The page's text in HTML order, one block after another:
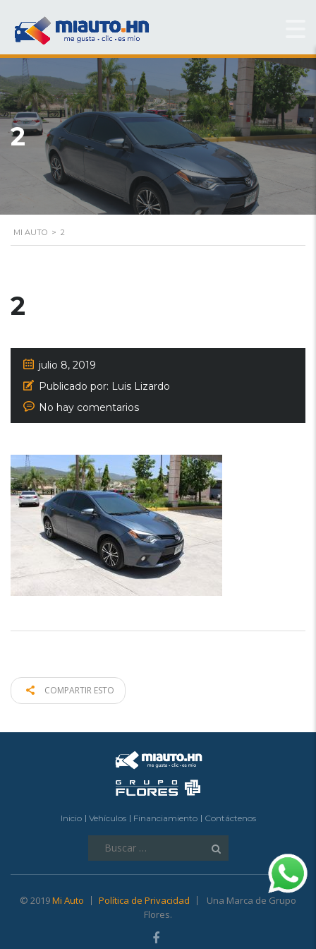
2
MI AUTO > 2
2
julio 8, 2019
Publicado por: Luis Lizardo
No hay comentarios
COMPARTIR ESTO
Inicio Vehículos Financiamiento Contáctenos
© 2019Mi Auto Política de Privacidad
Una Marca de Grupo
Flores.